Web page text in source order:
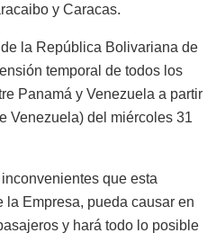
y Caracas.
la República Bolivariana de
temporal de todos los
Panamá y Venezuela a partir
Venezuela) del miércoles 31
que esta
la Empresa, pueda causar en
y hará todo lo posible